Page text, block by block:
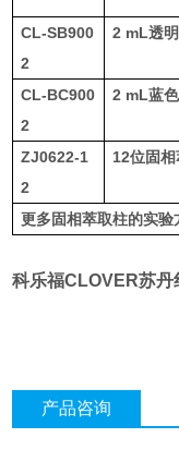
CL-SB900
2
2 mL透
CL-BC900
2
2 mL蓝
ZJ0622-1
2
12位固
更多固相萃取柱的实验
科乐福CLOVER苏丹
产品咨询